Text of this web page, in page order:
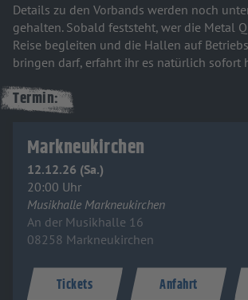
Details zu den Vorbands werden noch
gehalten. Sobald feststeht, wer die Metal
Reise begleiten und die Hallen auf
bringen darf, erfahrt ihr es natürlich sofort
Termin:
Markneukirchen
12.12.26 (Sa.)
20:00 Uhr
Musikhalle Markneukirchen
An der Musikhalle 16
08258 Markneukirchen
Tickets Anfahrt